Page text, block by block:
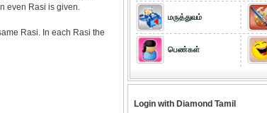
even Rasi is given.
Rasi. In each Rasi the
மருத்துவம்
பெண்கள்
Login with Diamond Tamil